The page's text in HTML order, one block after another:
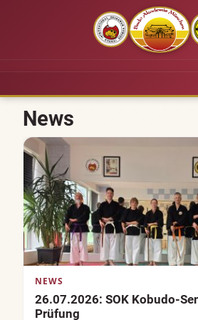
News
NEWS
26.07.2026: SOK Kobudo-
Prüfung